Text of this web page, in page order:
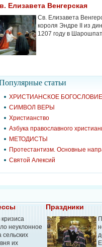
Елизавета Венгерская
Св. Елизавета
короля Эндре II из
1207 году в
cтатьи
ХРИСТИАНСКОЕ БОГОСЛОВИЕ
СИМВОЛ ВЕРЫ
Христианство
Азбука православного
МЕТОДИСТЫ
Протестантизм. Основные
Святой Алексий
неуклонное
сельских
их
Праздники